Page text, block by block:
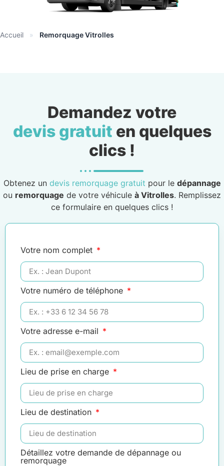
Accueil » Remorquage Vitrolles
Demandez votre
devis gratuit en quelques
clics !
Obtenez un devis remorquage gratuit pour le dépannage
ou remorquage de votre véhicule à Vitrolles. Remplissez
ce formulaire en quelques clics !
Votre nom complet
Votre numéro de téléphone
Votre adresse e-mail
Lieu de prise en charge
Lieu de destination
Détaillez votre demande de dépannage ou
remorquage